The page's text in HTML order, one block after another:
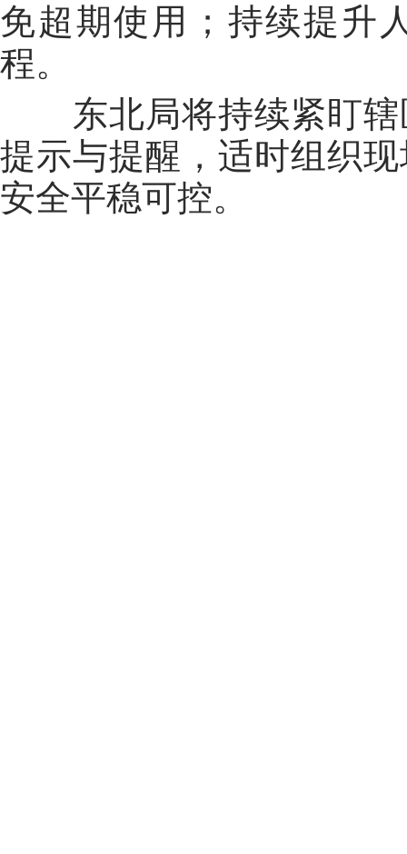
免超期使用；持续提升
程。
东北局将持续紧盯辖
提示与提醒，适时组织
安全平稳可控。